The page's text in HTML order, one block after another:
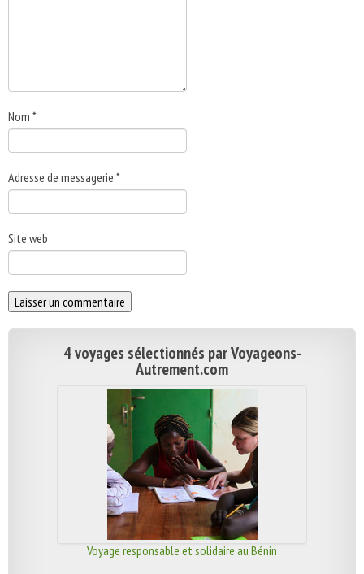
Nom *
Adresse de messagerie *
Site web
4 voyages sélectionnés par Voyageons-
Autrement.com
Voyage responsable et solidaire au Bénin